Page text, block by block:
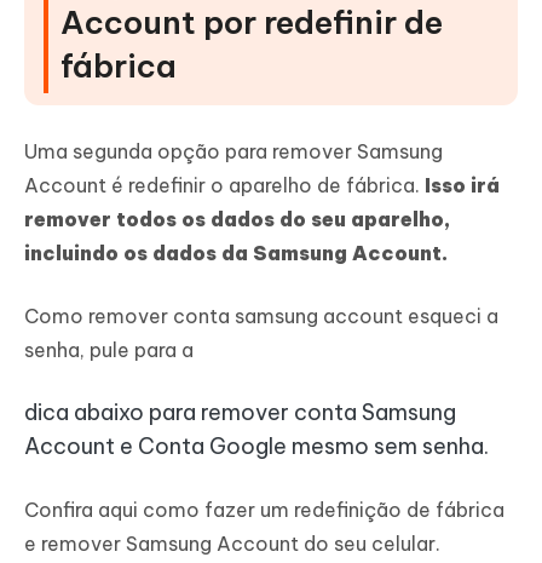
Account por redefinir de
fábrica
Uma segunda opção para remover Samsung
Account é redefinir o aparelho de fábrica. Isso irá
remover todos os dados do seu aparelho,
incluindo os dados da Samsung Account.
Como remover conta samsung account esqueci a
senha, pule para a
dica abaixo para remover conta Samsung
Account e Conta Google mesmo sem senha.
Confira aqui como fazer um redefinição de fábrica
e remover Samsung Account do seu celular.